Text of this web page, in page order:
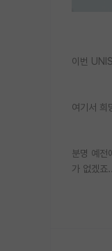
이번
여기서 희
분명 예전
가 없겠죠